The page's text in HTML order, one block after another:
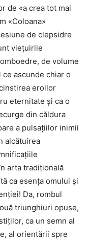
de «a crea tot mai
«Coloana»
de clepsidre
vieţuirile
de volume
ascunde chiar o
eroilor
eternitate şi ca o
din căldura
a pulsaţiilor inimii
alcătuirea
arta tradiţională
ca esenţa omului şi
Da, rombul
triunghiuri opuse,
ca un semn al
al orientării spre